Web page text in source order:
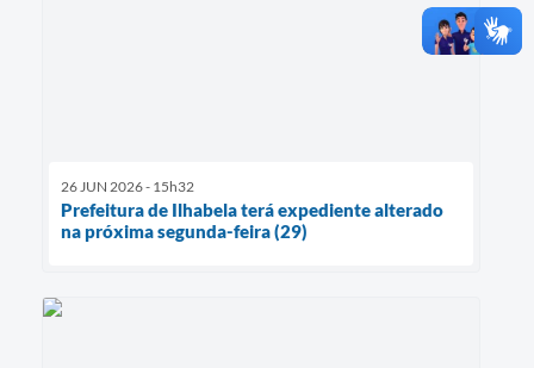
26 JUN 2026 - 15h32
Prefeitura de Ilhabela terá expediente alterado
na próxima segunda-feira (29)